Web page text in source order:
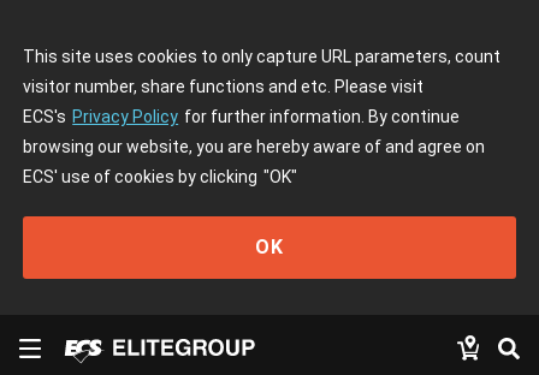
This site uses cookies to only capture URL parameters, count
visitor number, share functions and etc. Please visit
ECS's Privacy Policy for further information. By continue
browsing our website, you are hereby aware of and agree on
ECS' use of cookies by clicking "OK"
OK